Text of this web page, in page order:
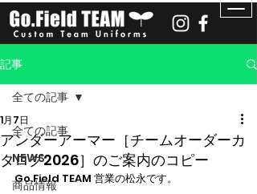
記事
全ての記事
NEWS
商品情報
全ての記事
アンダーアーマー［チームオーダーカ
タログ2026］のご案内のコピー
1月7日
Go.Field TEAM 営業の松永です。